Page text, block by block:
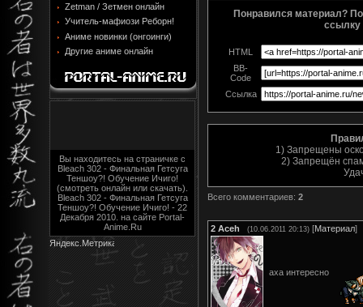
Zetman / Зетмен онлайн
Учитель-мафиози Реборн!
Аниме новинки (онгоинги)
Другие аниме онлайн
Вы находитесь на страничке с
Bleach 302 - Финальная Гетсуга
Теншоу?! Обучение Ичиго!
(смотреть онлайн или скачать).
Bleach 302 - Финальная Гетсуга
Теншоу?! Обучение Ичиго! - 22
Декабря 2010. на сайте Portal-
Anime.Ru
Понравился материал?
ссылку
HTML
BB-
Code
Ссылка
1) Запрещены
2) Запрещён
Всего комментариев: 2
2 Aceh (10.06.2011 20:13) [Материал]
аха интересно